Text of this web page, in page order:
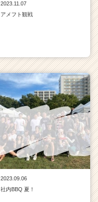
2023.11.07
アメフト観戦
2023.09.06
社内BBQ 夏！